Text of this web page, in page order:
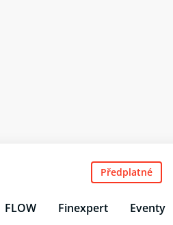
FLOW Finexpert Eventy
Předplatné